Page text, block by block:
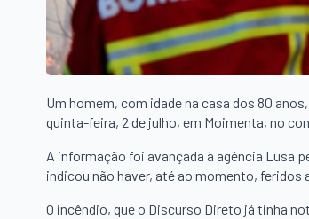
Um homem, com idade na casa dos 80
quinta-feira, 2 de julho, em Moimenta, no
A informação foi avançada à agência Lusa
indicou não haver, até ao momento, feridos
O incêndio, que o Discurso Direto já tinha